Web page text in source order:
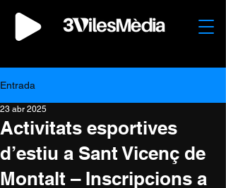
Entrada
Activitats esportives
d’estiu a Sant Vicenç de
Montalt – Inscripcions a
23 abr 2025